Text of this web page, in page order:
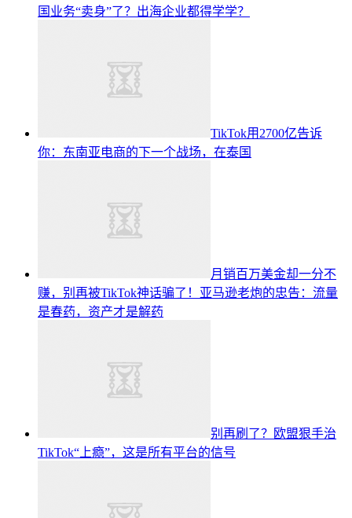
国业务“卖身”了？出海企业都得学学？
TikTok用2700亿告诉
你：东南亚电商的下一个战场，在泰国
月销百万美金却一分不
赚，别再被TikTok神话骗了！亚马逊老炮的忠告：流量
是春药，资产才是解药
别再刷了？欧盟狠手治
TikTok“上瘾”，这是所有平台的信号